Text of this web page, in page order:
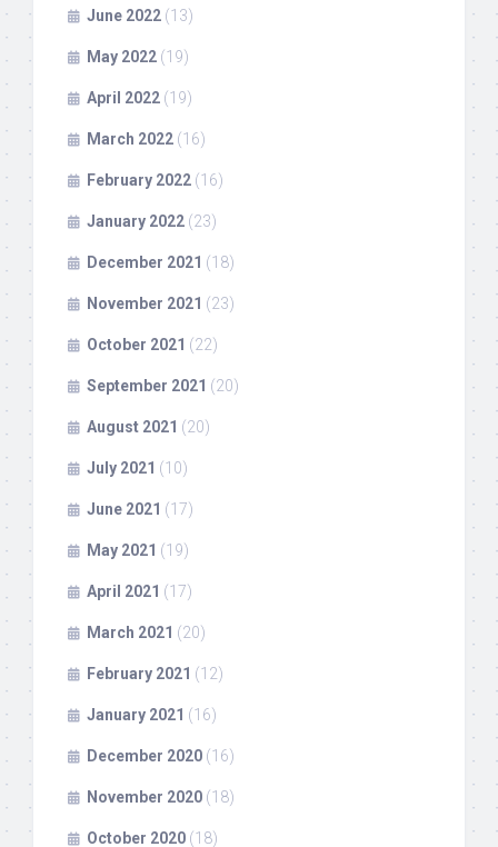
June 2022 (13)
May 2022 (19)
April 2022 (19)
March 2022 (16)
February 2022 (16)
January 2022 (23)
December 2021 (18)
November 2021 (23)
October 2021 (22)
September 2021 (20)
August 2021 (20)
July 2021 (10)
June 2021 (17)
May 2021 (19)
April 2021 (17)
March 2021 (20)
February 2021 (12)
January 2021 (16)
December 2020 (16)
November 2020 (18)
October 2020 (18)